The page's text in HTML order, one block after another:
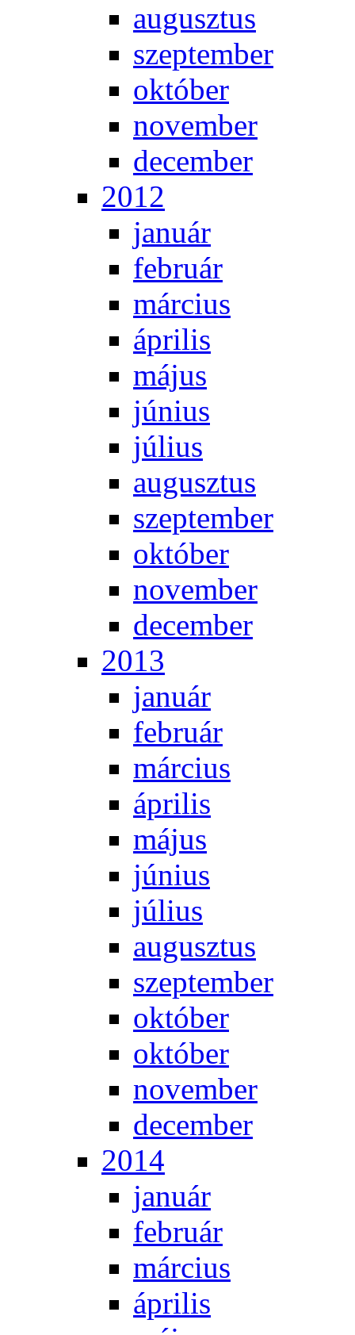
au­gusz­tus
szep­tem­ber
ok­tó­ber
no­vem­ber
de­cem­ber
2012
ja­nu­ár
feb­ru­ár
már­ci­us
áp­ri­lis
má­jus
jú­ni­us
jú­li­us
au­gusz­tus
szep­tem­ber
ok­tó­ber
no­vem­ber
de­cem­ber
2013
ja­nu­ár
feb­ru­ár
már­ci­us
áp­ri­lis
má­jus
jú­ni­us
jú­li­us
au­gusz­tus
szep­tem­ber
ok­tó­ber
ok­tó­ber
no­vem­ber
de­cem­ber
2014
ja­nu­ár
feb­ru­ár
már­ci­us
áp­ri­lis